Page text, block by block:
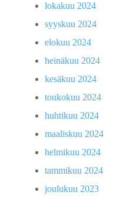
lokakuu 2024
syyskuu 2024
elokuu 2024
heinäkuu 2024
kesäkuu 2024
toukokuu 2024
huhtikuu 2024
maaliskuu 2024
helmikuu 2024
tammikuu 2024
joulukuu 2023